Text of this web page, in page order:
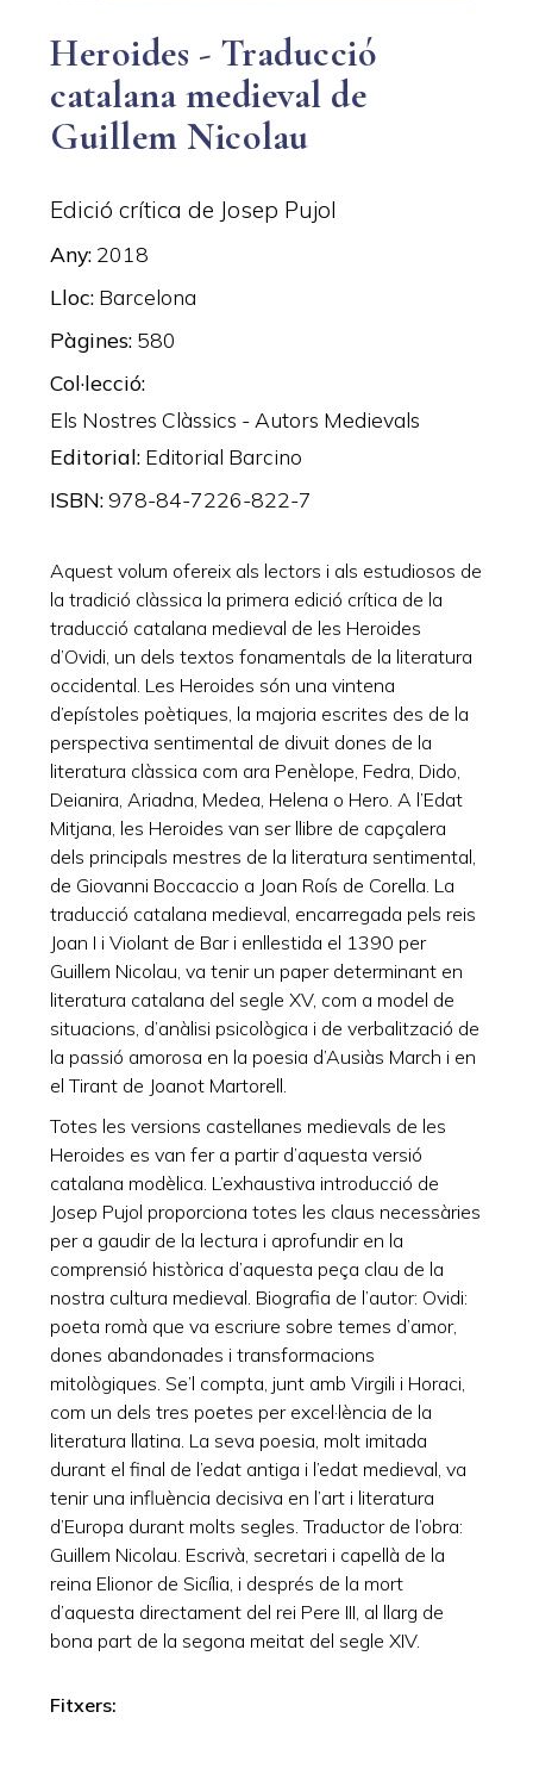
Heroides - Traducció
catalana medieval de
Guillem Nicolau
Edició crítica de Josep Pujol
Any 2018
Lloc Barcelona
Pàgines 580
Col·lecció
Els Nostres Clàssics - Autors Medievals
Editorial Editorial Barcino
ISBN 978-84-7226-822-7
Aquest volum ofereix als lectors i als estudiosos de
la tradició clàssica la primera edició crítica de la
traducció catalana medieval de les Heroides
d’Ovidi, un dels textos fonamentals de la literatura
occidental. Les Heroides són una vintena
d’epístoles poètiques, la majoria escrites des de la
perspectiva sentimental de divuit dones de la
literatura clàssica com ara Penèlope, Fedra, Dido,
Deianira, Ariadna, Medea, Helena o Hero. A l’Edat
Mitjana, les Heroides van ser llibre de capçalera
dels principals mestres de la literatura sentimental,
de Giovanni Boccaccio a Joan Roís de Corella. La
traducció catalana medieval, encarregada pels reis
Joan I i Violant de Bar i enllestida el 1390 per
Guillem Nicolau, va tenir un paper determinant en
literatura catalana del segle XV, com a model de
situacions, d’anàlisi psicològica i de verbalització de
la passió amorosa en la poesia d’Ausiàs March i en
el Tirant de Joanot Martorell.
Totes les versions castellanes medievals de les
Heroides es van fer a partir d’aquesta versió
catalana modèlica. L’exhaustiva introducció de
Josep Pujol proporciona totes les claus necessàries
per a gaudir de la lectura i aprofundir en la
comprensió històrica d’aquesta peça clau de la
nostra cultura medieval. Biografia de l’autor: Ovidi:
poeta romà que va escriure sobre temes d’amor,
dones abandonades i transformacions
mitològiques. Se’l compta, junt amb Virgili i Horaci,
com un dels tres poetes per excel·lència de la
literatura llatina. La seva poesia, molt imitada
durant el final de l’edat antiga i l’edat medieval, va
tenir una influència decisiva en l’art i literatura
d’Europa durant molts segles. Traductor de l’obra:
Guillem Nicolau. Escrivà, secretari i capellà de la
reina Elionor de Sicília, i després de la mort
d’aquesta directament del rei Pere III, al llarg de
bona part de la segona meitat del segle XIV.
Fitxers